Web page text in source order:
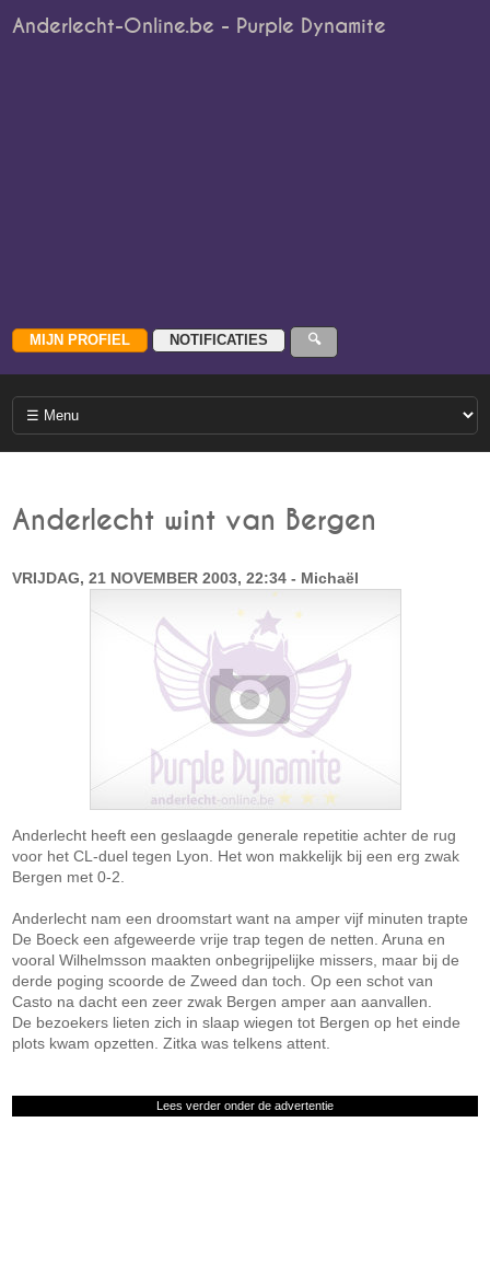
Anderlecht-Online.be - Purple Dynamite
Anderlecht wint van Bergen
VRIJDAG, 21 NOVEMBER 2003, 22:34 - Michaël
Anderlecht heeft een geslaagde generale repetitie achter de rug
voor het CL-duel tegen Lyon. Het won makkelijk bij een erg zwak
Bergen met 0-2.
Anderlecht nam een droomstart want na amper vijf minuten trapte
De Boeck een afgeweerde vrije trap tegen de netten. Aruna en
vooral Wilhelmsson maakten onbegrijpelijke missers, maar bij de
derde poging scoorde de Zweed dan toch. Op een schot van
Casto na dacht een zeer zwak Bergen amper aan aanvallen.
De bezoekers lieten zich in slaap wiegen tot Bergen op het einde
plots kwam opzetten. Zitka was telkens attent.
Lees verder onder de advertentie